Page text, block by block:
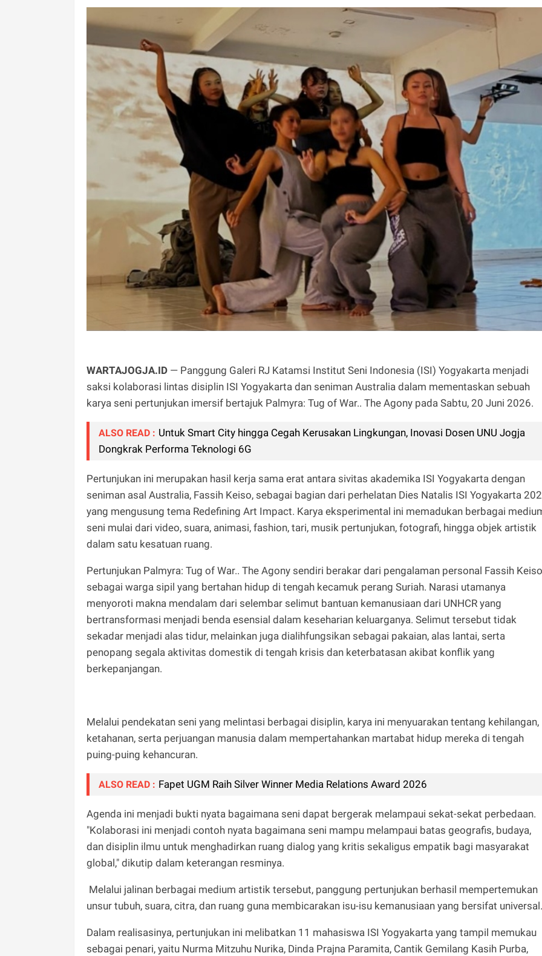
WARTAJOGJA.ID — Panggung Galeri RJ Katamsi Institut Seni Indonesia (ISI) Yogyakarta menjadi
saksi kolaborasi lintas disiplin ISI Yogyakarta dan seniman Australia dalam mementaskan sebuah
karya seni pertunjukan imersif bertajuk Palmyra: Tug of War.. The Agony pada Sabtu, 20 Juni 2026.
ALSO READ : Untuk Smart City hingga Cegah Kerusakan Lingkungan, Inovasi Dosen UNU Jogja
Dongkrak Performa Teknologi 6G
Pertunjukan ini merupakan hasil kerja sama erat antara sivitas akademika ISI Yogyakarta dengan
seniman asal Australia, Fassih Keiso, sebagai bagian dari perhelatan Dies Natalis ISI Yogyakarta
yang mengusung tema Redefining Art Impact. Karya eksperimental ini memadukan berbagai
seni mulai dari video, suara, animasi, fashion, tari, musik pertunjukan, fotografi, hingga objek artistik
dalam satu kesatuan ruang.
​Pertunjukan Palmyra: Tug of War.. The Agony sendiri berakar dari pengalaman personal Fassih Keiso
sebagai warga sipil yang bertahan hidup di tengah kecamuk perang Suriah. Narasi utamanya
menyoroti makna mendalam dari selembar selimut bantuan kemanusiaan dari UNHCR yang
bertransformasi menjadi benda esensial dalam keseharian keluarganya. Selimut tersebut tidak
sekadar menjadi alas tidur, melainkan juga dialihfungsikan sebagai pakaian, alas lantai, serta
penopang segala aktivitas domestik di tengah krisis dan keterbatasan akibat konflik yang
berkepanjangan.
Melalui pendekatan seni yang melintasi berbagai disiplin, karya ini menyuarakan tentang kehilangan,
ketahanan, serta perjuangan manusia dalam mempertahankan martabat hidup mereka di tengah
puing-puing kehancuran.
ALSO READ : Fapet UGM Raih Silver Winner Media Relations Award 2026
Agenda ini menjadi bukti nyata bagaimana seni dapat bergerak melampaui sekat-sekat perbedaan.
"Kolaborasi ini menjadi contoh nyata bagaimana seni mampu melampaui batas geografis, budaya,
dan disiplin ilmu untuk menghadirkan ruang dialog yang kritis sekaligus empatik bagi masyarakat
global," dikutip dalam keterangan resminya.
Melalui jalinan berbagai medium artistik tersebut, panggung pertunjukan berhasil mempertemukan
unsur tubuh, suara, citra, dan ruang guna membicarakan isu-isu kemanusiaan yang bersifat universal.
​Dalam realisasinya, pertunjukan ini melibatkan 11 mahasiswa ISI Yogyakarta yang tampil memukau
sebagai penari, yaitu Nurma Mitzuhu Nurika, Dinda Prajna Paramita, Cantik Gemilang Kasih Purba,